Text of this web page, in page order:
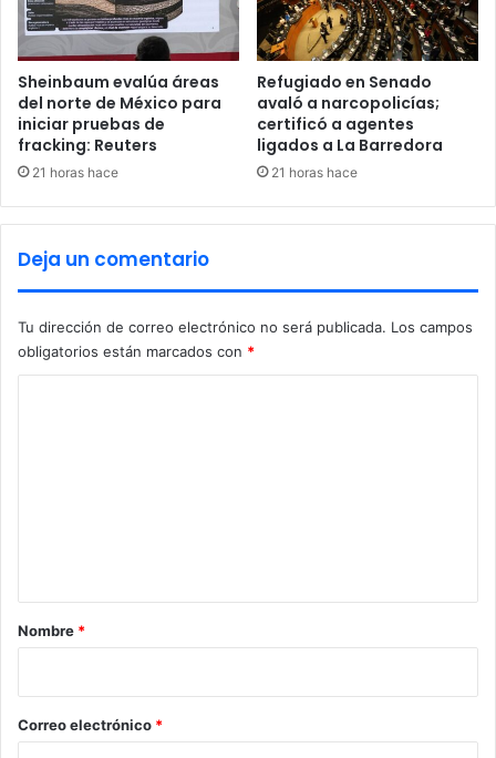
t
o
e
s
t
i
g
o
;
á
o
t
i
m
a
b
Sheinbaum evalúa áreas
del norte de México para
iniciar pruebas de
fracking: Reuters
21 horas hace
Refugiado en Senado
avaló a narcopolicías;
certificó a agentes
ligados a La Barredora
21 horas hace
Deja un comentario
Tu dirección de correo electrónico no será publicada. Los campos
obligatorios están marcados con *
r
*
Nombre *
Correo electrónico *